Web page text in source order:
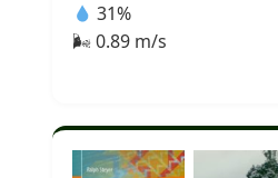
31%
🌬 0.89 m/s